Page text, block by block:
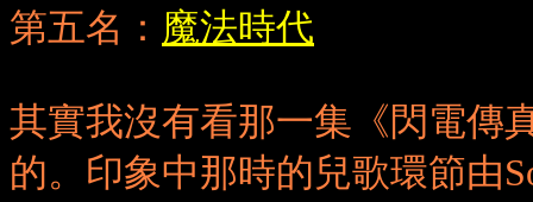
第五名： 魔法時代
其實我沒有看那一集《閃電傳
的。印象中那時的兒歌環節由